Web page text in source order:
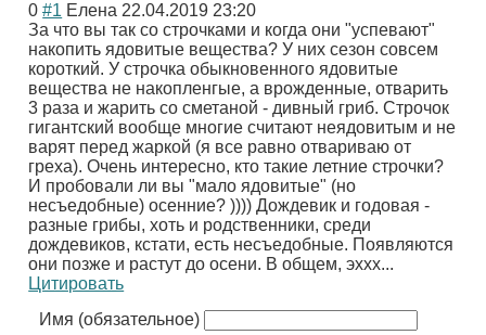
0 #1 Елена 22.04.2019 23:20
За что вы так со строчками и когда они "успевают"
накопить ядовитые вещества? У них сезон совсем
короткий. У строчка обыкновенного ядовитые
вещества не накопленгые, а врожденные, отварить
3 раза и жарить со сметаной - дивный гриб. Строчок
гигантский вообще многие считают неядовитым и не
варят перед жаркой (я все равно отвариваю от
греха). Очень интересно, кто такие летние строчки?
И пробовали ли вы "мало ядовитые" (но
несъедобные) осенние? )))) Дождевик и годовая -
разные грибы, хоть и родственники, среди
дождевиков, кстати, есть несъедобные. Появляются
они позже и растут до осени. В общем, эххх...
Цитировать
Имя (обязательное)